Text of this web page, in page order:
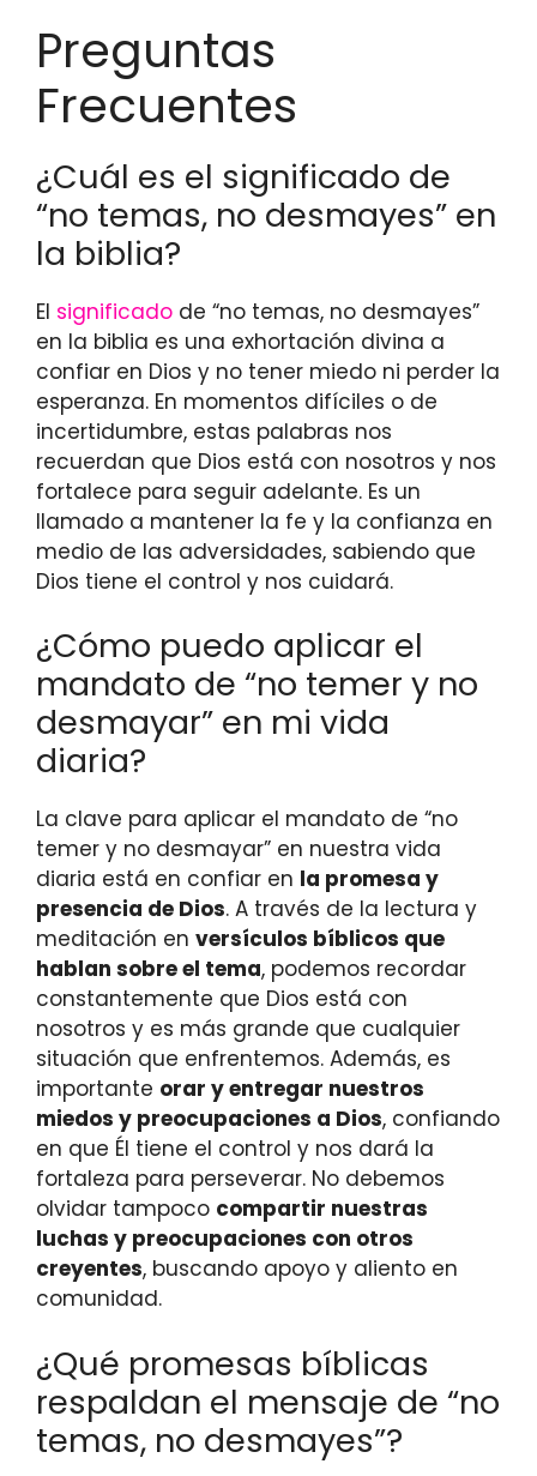
Preguntas
Frecuentes
¿Cuál es el significado de
“no temas, no desmayes” en
la biblia?
El significado de “no temas, no desmayes”
en la biblia es una exhortación divina a
confiar en Dios y no tener miedo ni perder la
esperanza. En momentos difíciles o de
incertidumbre, estas palabras nos
recuerdan que Dios está con nosotros y nos
fortalece para seguir adelante. Es un
llamado a mantener la fe y la confianza en
medio de las adversidades, sabiendo que
Dios tiene el control y nos cuidará.
¿Cómo puedo aplicar el
mandato de “no temer y no
desmayar” en mi vida
diaria?
La clave para aplicar el mandato de “no
temer y no desmayar” en nuestra vida
diaria está en confiar en la promesa y
presencia de Dios. A través de la lectura y
meditación en versículos bíblicos que
hablan sobre el tema, podemos recordar
constantemente que Dios está con
nosotros y es más grande que cualquier
situación que enfrentemos. Además, es
importante orar y entregar nuestros
miedos y preocupaciones a Dios, confiando
en que Él tiene el control y nos dará la
fortaleza para perseverar. No debemos
olvidar tampoco compartir nuestras
luchas y preocupaciones con otros
creyentes, buscando apoyo y aliento en
comunidad.
¿Qué promesas bíblicas
respaldan el mensaje de “no
temas, no desmayes”?